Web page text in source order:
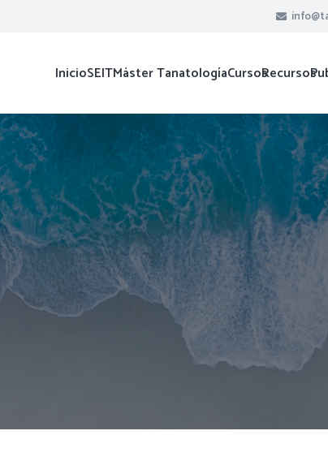
InicioSEITMáster TanatologíaCursosRecursos